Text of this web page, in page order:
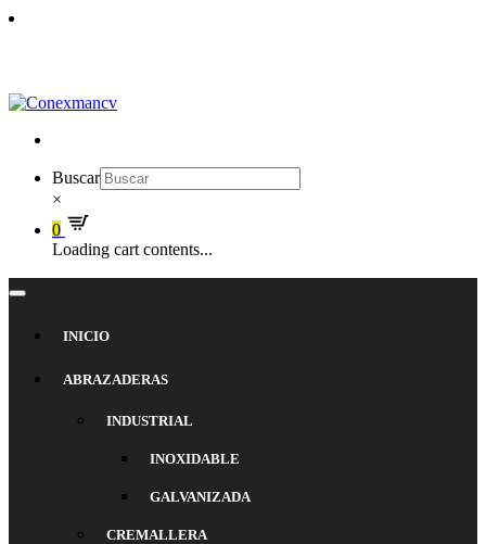
Buscar
×
0
Loading cart contents...
INICIO
ABRAZADERAS
INDUSTRIAL
INOXIDABLE
GALVANIZADA
CREMALLERA